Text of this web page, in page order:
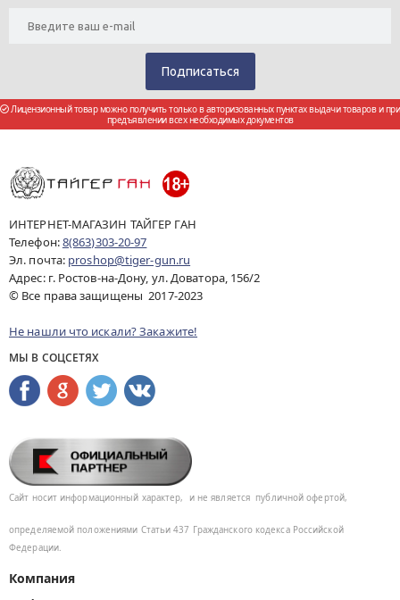
Лицензионный товар можно получить только в авторизованных пунктах выдачи товаров и при
предъявлении всех необходимых документов
ИНТЕРНЕТ-МАГАЗИН ТАЙГЕР ГАН
Телефон:8(863)303-20-97
Эл. почта: proshop@tiger-gun.ru
Адрес: г. Ростов-на-Дону, ул. Доватора, 156/2
© Все права защищены 2017-2023
Не нашли что искали? Закажите!
МЫ В СОЦСЕТЯХ
Сайт носит информационный характер, и не является публичной офертой,
определяемой положениями Статьи 437 Гражданского кодекса Российской
Федерации.
Компания